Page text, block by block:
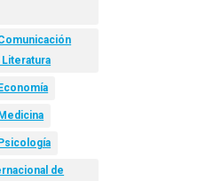
Literatura
de